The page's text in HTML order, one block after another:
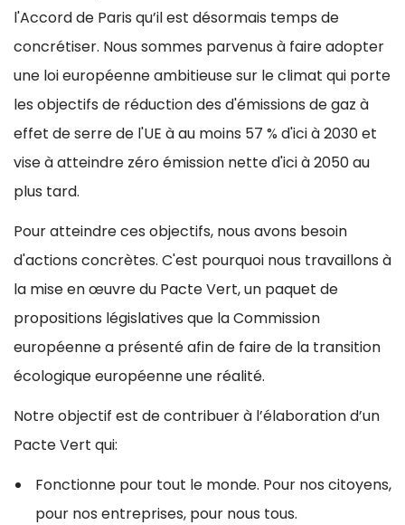
l'Accord de Paris qu’il est désormais temps de
concrétiser. Nous sommes parvenus à faire adopter
une loi européenne ambitieuse sur le climat qui porte
les objectifs de réduction des d'émissions de gaz à
effet de serre de l'UE à au moins 57 % d'ici à 2030 et
vise à atteindre zéro émission nette d'ici à 2050 au
plus tard.
Pour atteindre ces objectifs, nous avons besoin
d'actions concrètes. C'est pourquoi nous travaillons à
la mise en œuvre du Pacte Vert, un paquet de
propositions législatives que la Commission
européenne a présenté afin de faire de la transition
écologique européenne une réalité.
Notre objectif est de contribuer à l’élaboration d’un
Pacte Vert qui:
Fonctionne pour tout le monde. Pour nos citoyens,
pour nos entreprises, pour nous tous.